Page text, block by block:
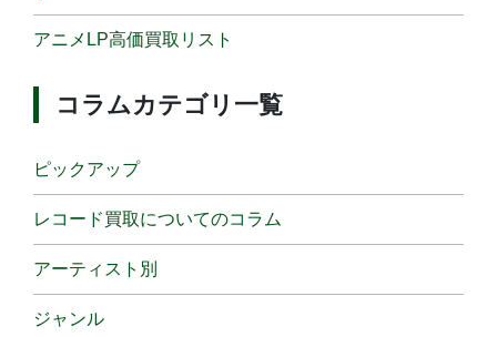
アニメLP高価買取リスト
コラムカテゴリ一覧
ピックアップ
レコード買取についてのコラム
アーティスト別
ジャンル